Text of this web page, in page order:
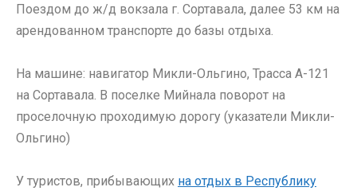
Поездом до ж/д вокзала г. Сортавала, далее 53 км на
арендованном транспорте до базы отдыха.
На машине: навигатор Микли-Ольгино, Трасса А-121
на Сортавала. В поселке Мийнала поворот на
проселочную проходимую дорогу (указатели Микли-
Ольгино)
У туристов, прибывающих на отдых в Республику